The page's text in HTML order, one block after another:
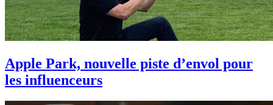
Apple Park, nouvelle piste d’envol pour
les influenceurs